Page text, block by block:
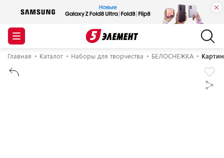
Главная Каталог Наборы для творчества БЕЛОСНЕЖКА